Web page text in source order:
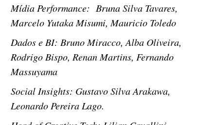
Mídia Performance: Bruna Silva Tavares,
Marcelo Yutaka Misumi, Mauricio Toledo
Dados e BI: Bruno Miracco, Alba Oliveira,
Rodrigo Bispo, Renan Martins, Fernando
Massuyama
Social Insights: Gustavo Silva Arakawa,
Leonardo Pereira Lago.